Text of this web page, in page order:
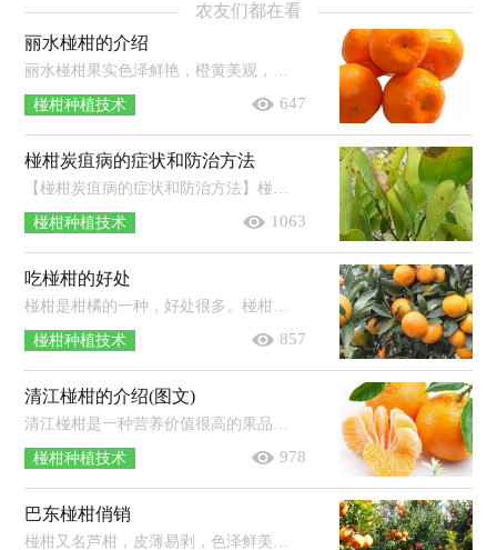
农友们都在看
丽水椪柑的介绍
丽水椪柑果实色泽鲜艳，橙黄美观，果形端正，味甜，脆嫩爽口，有香气，风味浓郁，芳香，易剥，品质极佳，耐贮运。椪柑又称芦柑，为典型的热带、亚热带常...
椪柑种植技术 647
椪柑炭疽病的症状和防治方法
【椪柑炭疽病的症状和防治方法】椪柑又名芦柑，皮薄易剥，色泽鲜美，果肉橙红色，汁多、组织紧密、浓甜脆嫩，化渣爽口、籽少，且有药用功效。...
椪柑种植技术 1063
吃椪柑的好处
椪柑是柑橘的一种，好处很多。椪柑果肉味道甜美，营养丰富，果肉、果皮、果核、丝络都可以入药，下面我们就一起了解一下椪柑的好处。椪柑...
椪柑种植技术 857
清江椪柑的介绍(图文)
椪柑种植技术 978
巴东椪柑俏销